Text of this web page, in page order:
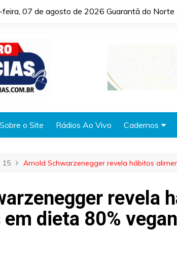
07 de agosto de 2026 Guarantã do Norte
Sobre o Site Rádios Ao Vivo Cadernos
Automóveis
Cidades
Cultura
15 Arnold Schwarzenegger revela hábitos
revela
dieta 80%